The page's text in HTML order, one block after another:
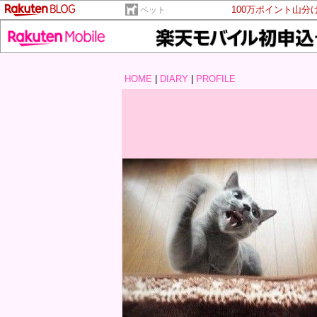
ペット 100万ポイント山分
HOME DIARY PROFILE